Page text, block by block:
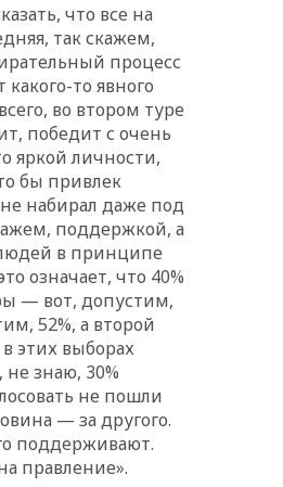
намерен сокращать перечень
товаров для параллельного
импорта
14:14 Роспотребнадзор
одобрил открытие сезона на
105 пляжах в Анапе
14:09Глава Тувы включил
сенатора Нарусову в список
кандидатов в Совфед
13:57Wildberries запустит
программу по открытию
партнерских хабов
13:53
Сенаторы Аргентины
одобрили скандальный
законопроект о частной
собственности
13:36ABC News: запасы
вооружений США достигли
крайне низкого уровня
13:16 «Родина» просит
что все на
так скажем,
процесс
то явного
во втором туре
победит с очень
яркой личности,
бы привлек
набирал даже под
поддержкой, а
в принципе
означает, что 40%
— вот, допустим,
52%, а второй
этих выборах
знаю, 30%
не пошли
— за другого.
поддерживают.
правление».